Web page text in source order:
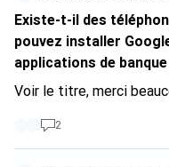
Existe-t-il des
pouvez installer
applications de
Voir le titre, merci
2